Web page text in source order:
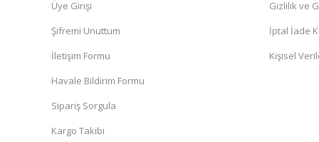
Üye Girişi
Şifremi Unuttum
İletişim Formu
Havale Bildirim Formu
Sipariş Sorgula
Kargo Takibi
Gizlilik ve
İptal İade
Kişisel